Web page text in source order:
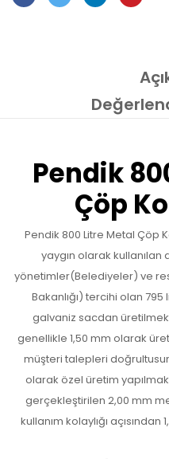
Pendik
Çöp
Pendik 800 Litre Metal Çöp
yaygın olarak kullanılan
yönetimler(Belediyeler) ve
Bakanlığı) tercihi olan
galvaniz sacdan
genellikle 1,50 mm olarak
müşteri talepleri
olarak özel üretim
gerçekleştirilen 2,00 mm
kullanım kolaylığı